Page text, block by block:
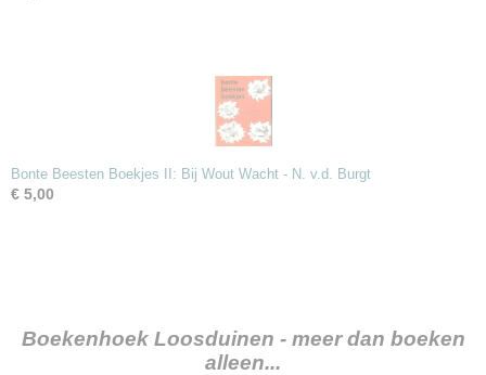
Bonte Beesten Boekjes II: Bij Wout Wacht - N. v.d. Burgt
€ 5,00
Boekenhoek Loosduinen - meer dan boeken
alleen...